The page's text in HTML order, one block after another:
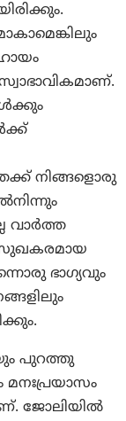
നിങ്ങളൊരു
വാര്‍ത്ത
സുഖകരമായ
ഭാഗ്യവും
പുറത്തു
മനഃപ്രയാസം
ജോലിയില്‍